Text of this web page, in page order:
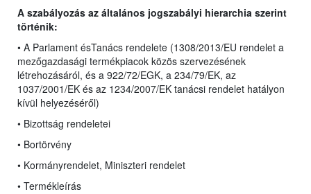
A szabályozás az általános jogszabályi hierarchia szerint
történik:
• A Parlament ésTanács rendelete (1308/2013/EU rendelet a
mezőgazdasági termékpiacok közös szervezésének
létrehozásáról, és a 922/72/EGK, a 234/79/EK, az
1037/2001/EK és az 1234/2007/EK tanácsi rendelet hatályon
kívül helyezéséről)
• Bizottság rendeletei
• Bortörvény
• Kormányrendelet, Miniszteri rendelet
• Termékleírás